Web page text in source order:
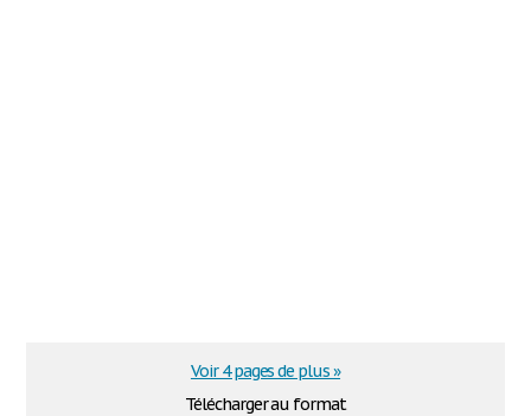
Télécharger au format
Voir 4 pages de plus »